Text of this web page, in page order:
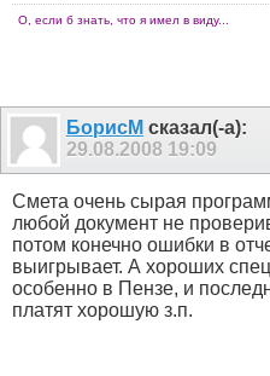
О, если б знать, что я имел в виду...
БорисМ сказал(-а):
29.08.2008 19:09
Смета очень сырая
любой документ не
потом конечно ошибки в
выигрывает. А хороших
особенно в Пензе, и
платят хорошую з.п.